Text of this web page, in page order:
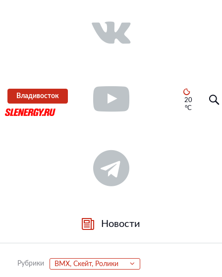
Владивосток
20
°C
Новости
Рубрики BMX, Скейт, Ролики